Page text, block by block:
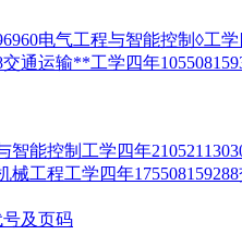
电气工程与智能控制◊工
通运输**工学四年
能控制工学四年
工程工学四年
及页码